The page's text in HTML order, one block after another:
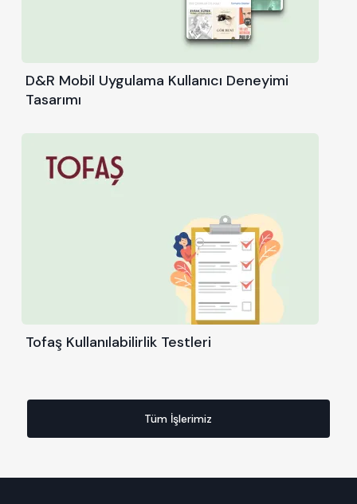
D&R Mobil Uygulama Kullanıcı Deneyimi
Tasarımı
Tofaş Kullanılabilirlik Testleri
Tüm İşlerimiz